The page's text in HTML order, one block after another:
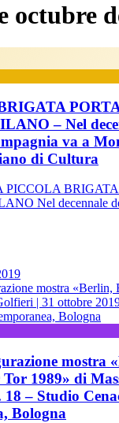
octubre
– Nel
va a
di Cultura
PICCOLA
Nel decennale
mostra
1989» di
– Studio
Bologna